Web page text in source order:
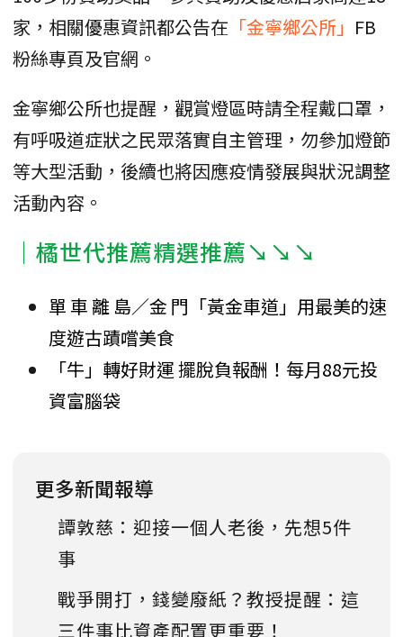
家，相關優惠資訊都公告在 「金寧鄉公所」 FB
粉絲專頁及官網。
金寧鄉公所也提醒，觀賞燈區時請全程戴口罩，
有呼吸道症狀之民眾落實自主管理，勿參加燈節
等大型活動，後續也將因應疫情發展與狀況調整
活動內容。
｜橘世代推薦精選推薦↘↘↘
單 車 離 島／金 門「黃金車道」用最美的速
度遊古蹟嚐美食
「牛」轉好財運 擺脫負報酬！每月88元投
資富腦袋
更多新聞報導
譚敦慈：迎接一個人老後，先想5件
事
戰爭開打，錢變廢紙？教授提醒：這
三件事比資產配置更重要！